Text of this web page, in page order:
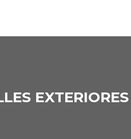
EXTERIORES